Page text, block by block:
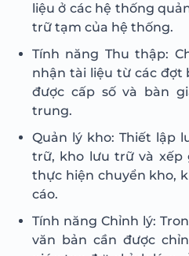
liệu ở các hệ thống
trữ tạm của hệ thống.
Tính năng Thu thập:
nhận tài liệu từ các đợt
được cấp số và bàn
trung.
Quản lý kho: Thiết lập
trữ, kho lưu trữ và xếp
thực hiện chuyển kho,
cáo.
Tính năng Chỉnh lý:
văn bản cần được